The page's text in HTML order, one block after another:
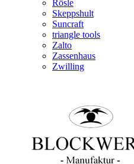
Rösle
Skeppshult
Suncraft
triangle tools
Zalto
Zassenhaus
Zwilling